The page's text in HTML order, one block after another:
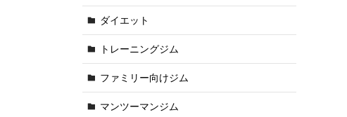
ダイエット
トレーニングジム
ファミリー向けジム
マンツーマンジム